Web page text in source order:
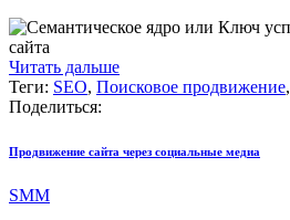
Читать дальше
Теги: SEO, Поисковое продвижение,
Поделиться:
Продвижение сайта через социальные медиа
SMM